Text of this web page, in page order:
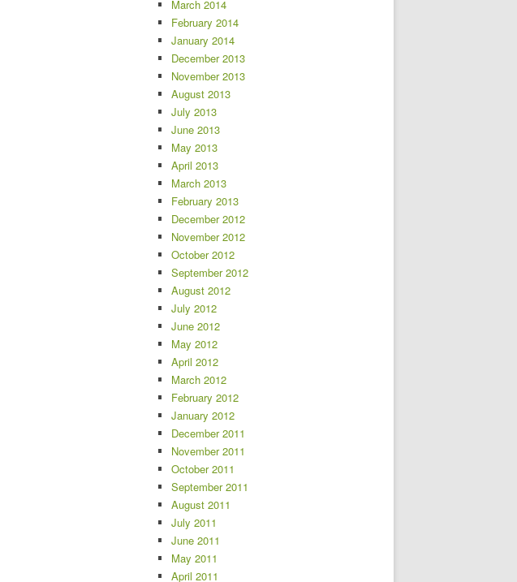
March 2014
February 2014
January 2014
December 2013
November 2013
August 2013
July 2013
June 2013
May 2013
April 2013
March 2013
February 2013
December 2012
November 2012
October 2012
September 2012
August 2012
July 2012
June 2012
May 2012
April 2012
March 2012
February 2012
January 2012
December 2011
November 2011
October 2011
September 2011
August 2011
July 2011
June 2011
May 2011
April 2011